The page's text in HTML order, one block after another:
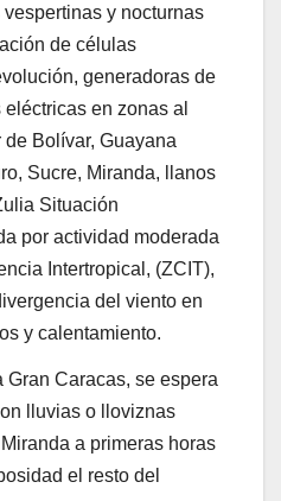
y nocturnas
de células
generadoras de
en zonas al
Bolívar, Guayana
Sucre, Miranda, llanos
Situación
por actividad moderada
Intertropical, (ZCIT),
del viento en
y calentamiento.
Gran Caracas, se espera
lluvias o lloviznas
a primeras horas
el resto del